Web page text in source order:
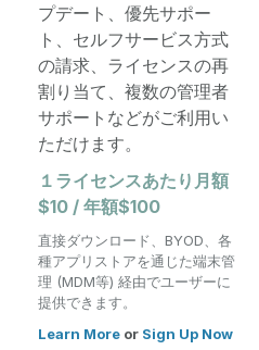
プデート、優先サポー
ト、セルフサービス方式
の請求、ライセンスの再
割り当て、複数の管理者
サポートなどがご利用い
ただけます。
１ライセンスあたり月額
$10 / 年額$100
直接ダウンロード、BYOD、各
種アプリストアを通じた端末管
理 (MDM等) 経由でユーザーに
提供できます。
Learn More or Sign Up Now